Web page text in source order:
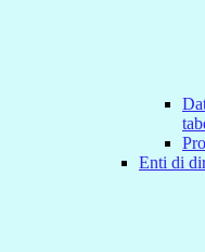
Enti di